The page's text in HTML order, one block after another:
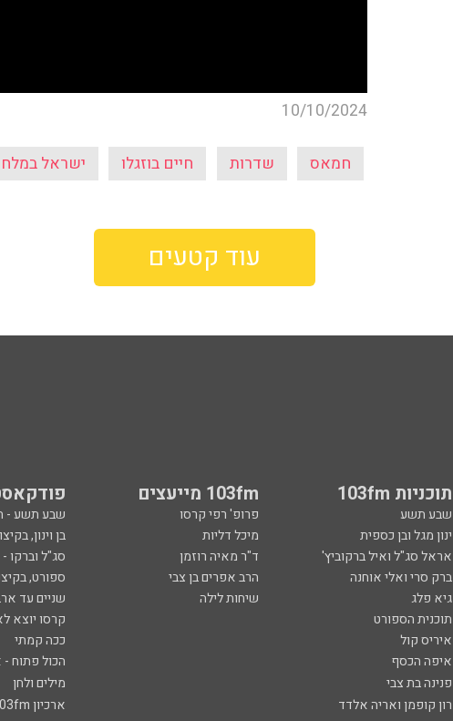
10/10/2024
חמאס שדרות חיים בוזגלו ישראל
עוד קטעים
תוכניות 103fm 103fm מייעצים
שבע תשע פרופ' רפי קרסו
שבע תשע -
ינון מגל ובן כספית
מיכל דליות
בן וינון,
אראל סג"ל ואיל ברקוביץ'
ד"ר מאיה רוזמן
סג"ל וברקו
ברק סרי ואלי אוחנה
הרב אפרים בן צבי
ספורט,
גיא פלג
שיחות לילה
שניים עד
תוכנית הספורט
קרסו יוצא
איריס קול
ככה קמתי
איפה הכסף
הכול פתוח -
פנינה בת צבי
מילים ולחן
רון קופמן ואריה אלדד
ארכיון 103fm